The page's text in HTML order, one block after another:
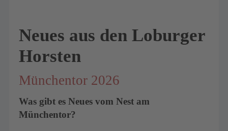
Neues aus den Loburger
Horsten
Münchentor 2026
Was gibt es Neues vom Nest am
Münchentor?